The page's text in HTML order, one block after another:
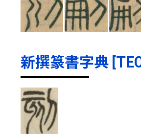
新撰篆書字典